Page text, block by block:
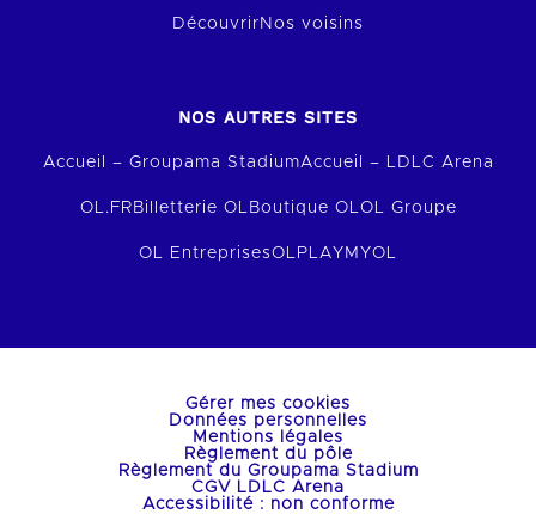
Découvrir Nos voisins
NOS AUTRES SITES
Accueil – Groupama StadiumAccueil – LDLC Arena
OL.FR Billetterie OL Boutique OL OL Groupe
OL EntreprisesOLPLAY MYOL
Gérer mes cookies
Données personnelles
Mentions légales
Règlement du pôle
Règlement du Groupama Stadium
CGV LDLC Arena
Accessibilité : non conforme